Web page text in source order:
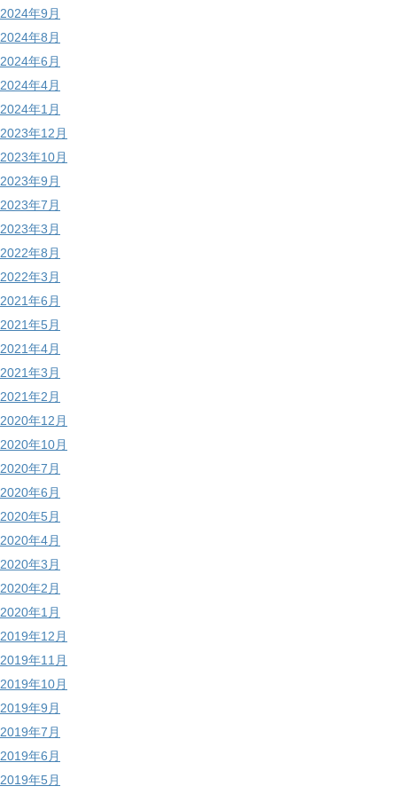
2024年9月
2024年8月
2024年6月
2024年4月
2024年1月
2023年12月
2023年10月
2023年9月
2023年7月
2023年3月
2022年8月
2022年3月
2021年6月
2021年5月
2021年4月
2021年3月
2021年2月
2020年12月
2020年10月
2020年7月
2020年6月
2020年5月
2020年4月
2020年3月
2020年2月
2020年1月
2019年12月
2019年11月
2019年10月
2019年9月
2019年7月
2019年6月
2019年5月